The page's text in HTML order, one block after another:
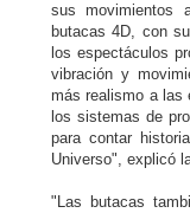
sus movimientos
butacas 4D, con
los espectáculos
vibración y
más realismo a las
los sistemas de
para contar
Universo", explicó
"Las butacas